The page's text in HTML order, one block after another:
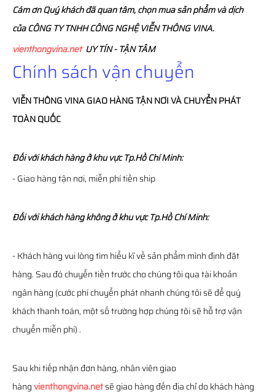
Cám ơn Quý khách đã quan tâm, chọn mua sản phẩm và dịch
của CÔNG TY TNHH CÔNG NGHỆ VIỄN THÔNG VINA.
vienthongvina.netUY TÍN - TẬN TÂM
Chính sách vận chuyển
VIỄN THÔNGVINAGIAO HÀNG TẬN NƠI VÀ CHUYỂN PHÁT
TOÀN QUỐC
Đối với khách hàng ở khu vực Tp.Hồ Chí Minh:
- Giao hàng tận nơi, miễn phí tiền ship
Đối với khách hàng không ở khu vực Tp.Hồ Chí Minh:
- Khách hàng vui lòng tìm hiểu kĩ về sản phẩm mình định đặt
hàng. Sau đó chuyển tiền trước cho chúng tôi qua tài khoản
ngân hàng (cước phí chuyển phát nhanh chúng tôi sẽ để quý
khách thanh toán, một số trường hợp chúng tôi sẽ hỗ trợ vận
chuyển miễn phí) .
Sau khi tiếp nhận đơn hàng, nhân viên giao
hàngvienthongvina.netsẽ giao hàng đến địa chỉ do khách hàng